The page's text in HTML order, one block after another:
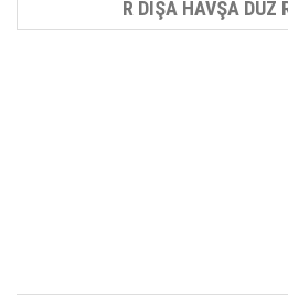
R DIŞA HAVŞA DÜZ